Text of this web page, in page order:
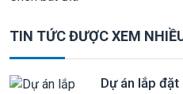
TIN TỨC ĐƯỢC XEM
Dự án lắp